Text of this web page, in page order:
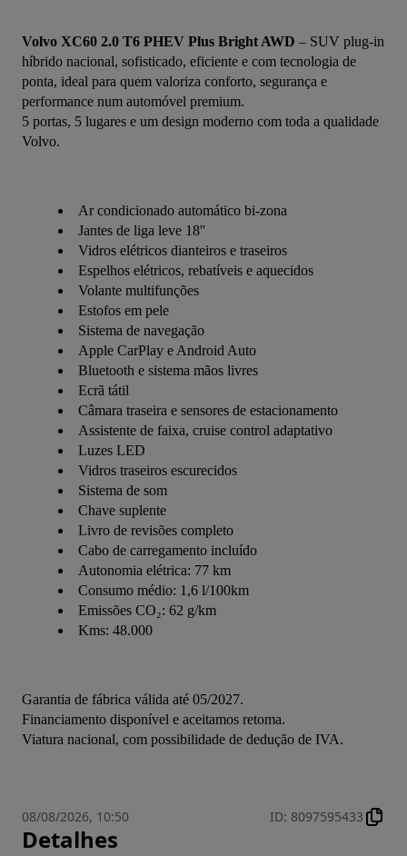
Volvo XC60 2.0 T6 PHEV Plus Bright AWD – SUV plug-in
híbrido nacional, sofisticado, eficiente e com tecnologia de
ponta, ideal para quem valoriza conforto, segurança e
performance num automóvel premium.
5 portas, 5 lugares e um design moderno com toda a qualidade
Volvo.
Ar condicionado automático bi-zona
Jantes de liga leve 18''
Vidros elétricos dianteiros e traseiros
Espelhos elétricos, rebatíveis e aquecidos
Volante multifunções
Estofos em pele
Sistema de navegação
Apple CarPlay e Android Auto
Bluetooth e sistema mãos livres
Ecrã tátil
Câmara traseira e sensores de estacionamento
Assistente de faixa, cruise control adaptativo
Luzes LED
Vidros traseiros escurecidos
Sistema de som
Chave suplente
Livro de revisões completo
Cabo de carregamento incluído
Autonomia elétrica: 77 km
Consumo médio: 1,6 l/100km
Emissões CO₂: 62 g/km
Kms: 48.000
Garantia de fábrica válida até 05/2027.
Financiamento disponível e aceitamos retoma.
Viatura nacional, com possibilidade de dedução de IVA.
08/08/2026, 10:50 ID: 8097595433
Detalhes